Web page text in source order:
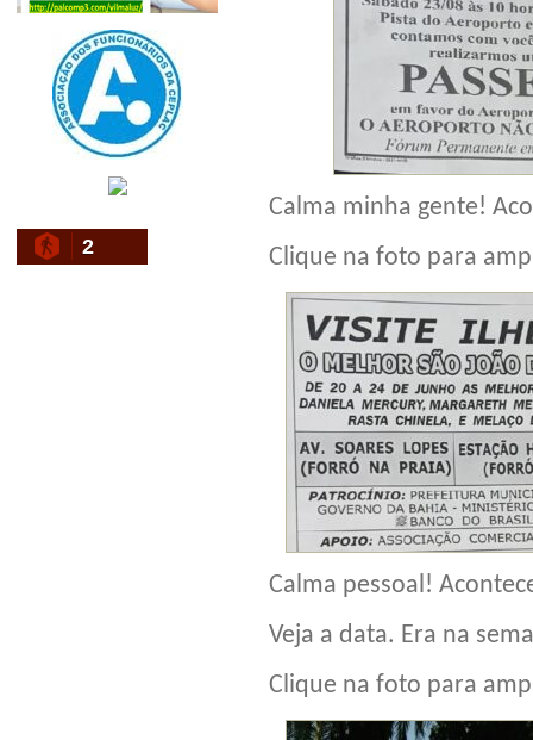
2
Calma minha gente!
Clique na foto para
Calma pessoal!
Veja a data. Era na
Clique na foto para